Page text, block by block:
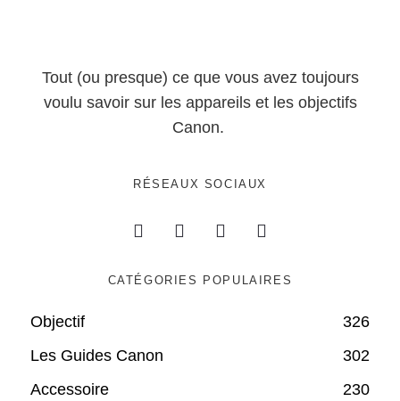
Tout (ou presque) ce que vous avez toujours
voulu savoir sur les appareils et les objectifs
Canon.
RÉSEAUX SOCIAUX
CATÉGORIES POPULAIRES
Objectif
326
Les Guides Canon
302
Accessoire
230